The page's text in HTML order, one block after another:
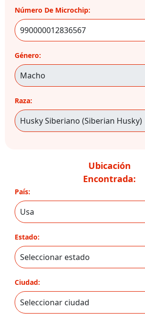
Número De Microchip:
Género:
Raza:
Ubicación
Encontrada:
País:
Estado:
Ciudad: